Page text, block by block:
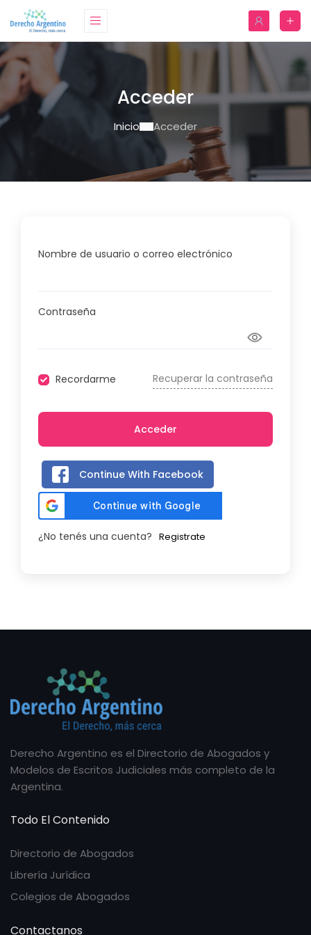
Acceder
Inicio Acceder
Nombre de usuario o correo electrónico
Contraseña
Recordarme Recuperar la contraseña
Acceder
Continue With Facebook
¿No tenés una cuenta? Registrate
Derecho Argentino es el Directorio de Abogados y
Modelos de Escritos Judiciales más completo de la
Argentina.
Todo El Contenido
Directorio de Abogados
Librería Jurídica
Colegios de Abogados
Contactanos